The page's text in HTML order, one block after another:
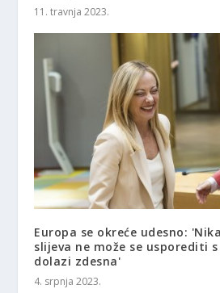
11. travnja 2023.
Europa se okreće udesno:
slijeva ne može se usporediti
dolazi zdesna'
4. srpnja 2023.